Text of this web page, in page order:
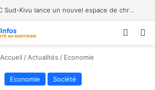
Accueil / Actualités / Economie
Economie Société